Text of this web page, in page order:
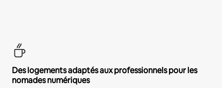
Des logements adaptés aux professionnels pour les
nomades numériques